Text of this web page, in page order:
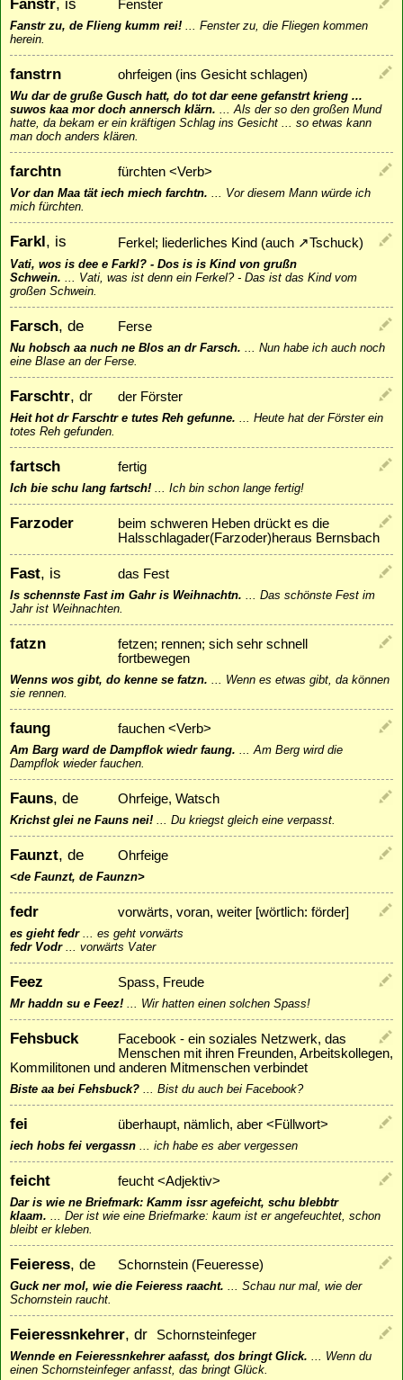
Fanstr, is Fenster
Fanstr zu, de Flieng kumm rei! ... Fenster zu, die Fliegen kommen
herein.
fanstrn ohrfeigen (ins Gesicht schlagen)
Wu dar de gruße Gusch hatt, do tot dar eene gefanstrt krieng ...
suwos kaa mor doch annersch klärn. ...Als der so den großen Mund
hatte, da bekam er ein kräftigen Schlag ins Gesicht ... so etwas kann
man doch anders klären.
farchtn fürchten <Verb>
Vor dan Maa tät iech miech farchtn. ... Vor diesem Mann würde ich
mich fürchten.
Farkl, is Ferkel; liederliches Kind (auch ↗Tschuck)
Vati, wos is dee e Farkl? - Dos is is Kind von grußn
Schwein. ... Vati, was ist denn ein Ferkel? - Das ist das Kind vom
großen Schwein.
Farsch, de Ferse
Nu hobsch aa nuch ne Blos an dr Farsch. ... Nun habe ich auch noch
eine Blase an der Ferse.
Farschtr, dr der Förster
Heit hot dr Farschtr e tutes Reh gefunne. ... Heute hat der Förster ein
totes Reh gefunden.
fartsch fertig
Ich bie schu lang fartsch! ... Ich bin schon lange fertig!
Farzoder
beim schweren Heben drückt es die
Halsschlagader(Farzoder)heraus Bernsbach
Fast, is das Fest
Is schennste Fast im Gahr is Weihnachtn. ... Das schönste Fest im
Jahr ist Weihnachten.
fatzn
fetzen; rennen; sich sehr schnell
fortbewegen
Wenns wos gibt, do kenne se fatzn. ... Wenn es etwas gibt, da können
sie rennen.
faung fauchen <Verb>
Am Barg ward de Dampflok wiedr faung. ...Am Berg wird die
Dampflok wieder fauchen.
Fauns, de Ohrfeige, Watsch
Krichst glei ne Fauns nei! ... Du kriegst gleich eine verpasst.
Faunzt, de Ohrfeige
<de Faunzt, de Faunzn>
fedr vorwärts, voran, weiter [wörtlich: förder]
es gieht fedr... es geht vorwärts
fedr Vodr... vorwärts Vater
Feez Spass, Freude
Mr haddn su e Feez! ... Wir hatten einen solchen Spass!
Fehsbuck
Facebook - ein soziales Netzwerk, das
Menschen mit ihren Freunden, Arbeitskollegen,
Kommilitonen und anderen Mitmenschen verbindet
Biste aa bei Fehsbuck? ... Bist du auch bei Facebook?
fei überhaupt, nämlich, aber <Füllwort>
iech hobs fei vergassn ... ich habe es aber vergessen
feicht feucht <Adjektiv>
Dar is wie ne Briefmark: Kamm issr agefeicht, schu blebbtr
klaam. ... Der ist wie eine Briefmarke: kaum ist er angefeuchtet, schon
bleibt er kleben.
Feieress, de Schornstein (Feueresse)
Guck ner mol, wie die Feieress raacht. ... Schau nur mal, wie der
Schornstein raucht.
Feieressnkehrer, dr Schornsteinfeger
Wennde en Feieressnkehrer aafasst, dos bringt Glick. ... Wenn du
einen Schornsteinfeger anfasst, das bringt Glück.